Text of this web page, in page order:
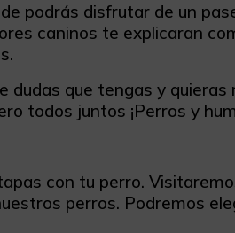
podrás disfrutar de un
caninos te explicaran
que tengas y quieras
todos juntos ¡Perros y
con tu perro.
perros. Podremos